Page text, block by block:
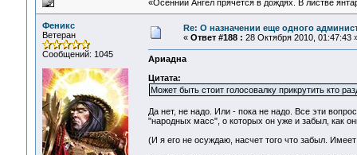
«Осенний Ангел прячется в дождях. В листве
Феникс
Ветеран
Сообщений: 1045
Re: О назначении еще одного
« Ответ #188 : 28 Октября 2010, 01:47:43
Ариадна
Цитата:
Может быть стоит голосовалку прикрутить кто
Да нет, не надо. Или - пока не надо. Все эти
"народных масс", о которых он уже и забыл, как
(И я его не осуждаю, насчет того что забыл.